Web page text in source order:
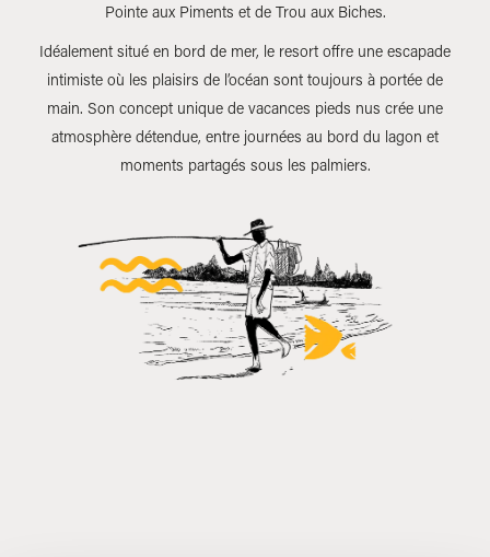
Pointe aux Piments et de Trou aux Biches.
Idéalement situé en bord de mer, le resort offre une escapade
intimiste où les plaisirs de l’océan sont toujours à portée de
main. Son concept unique de vacances pieds nus crée une
atmosphère détendue, entre journées au bord du lagon et
moments partagés sous les palmiers.